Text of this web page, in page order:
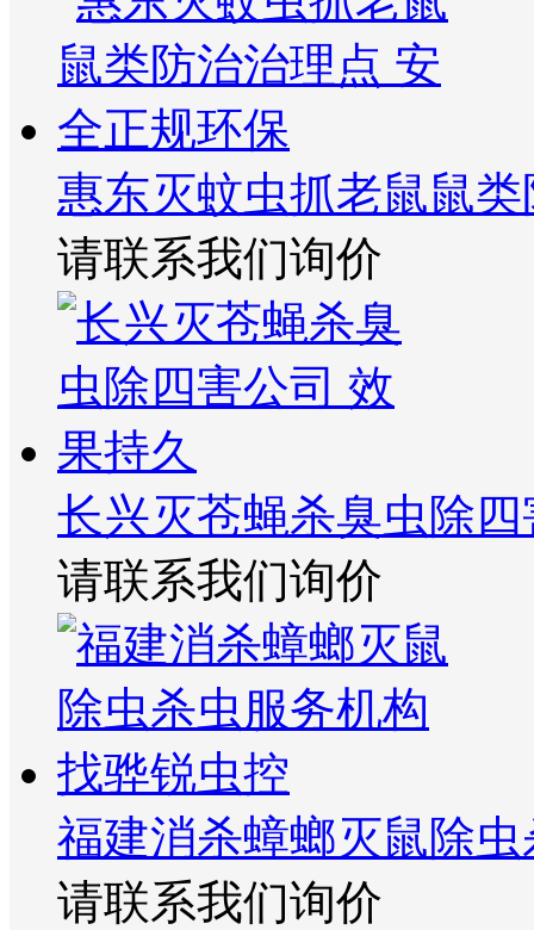
惠东灭蚊虫抓老鼠鼠
请联系我们询价
长兴灭苍蝇杀臭虫除
请联系我们询价
福建消杀蟑螂灭鼠除
请联系我们询价